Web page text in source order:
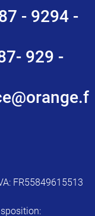
- 9294 -
929 -
FR55849615513